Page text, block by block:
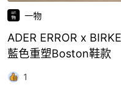
一物
ADER ERROR x
藍色重塑Boston鞋款
1